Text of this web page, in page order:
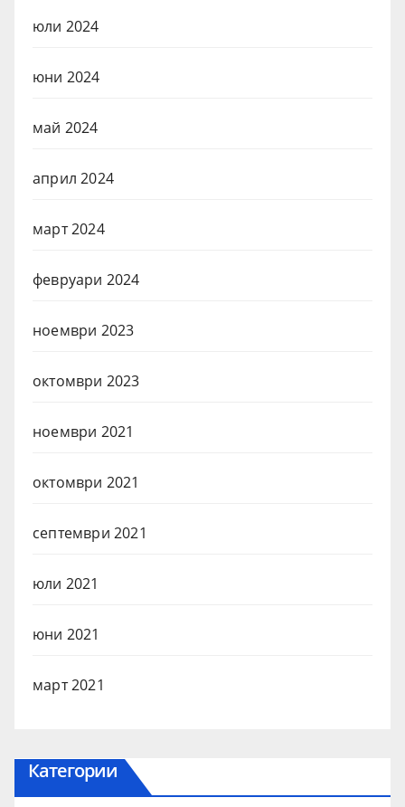
юли 2024
юни 2024
май 2024
април 2024
март 2024
февруари 2024
ноември 2023
октомври 2023
ноември 2021
октомври 2021
септември 2021
юли 2021
юни 2021
март 2021
Категории